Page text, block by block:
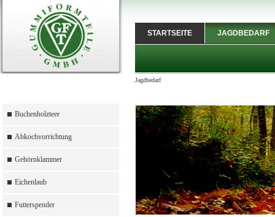
Buchenholzteer
Abkochvorrichtung
Gehörnklammer
Eichenlaub
Futterspender
STARTSEITE JAGDBEDARF
Jagdbedarf